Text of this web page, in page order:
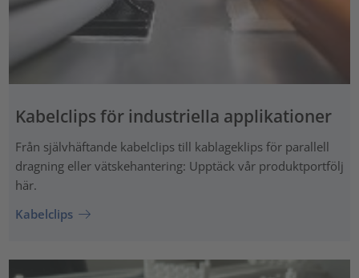
Kabelclips för industriella applikationer
Från självhäftande kabelclips till kablageklips för parallell
dragning eller vätskehantering: Upptäck vår produktportfölj
här.
Kabelclips